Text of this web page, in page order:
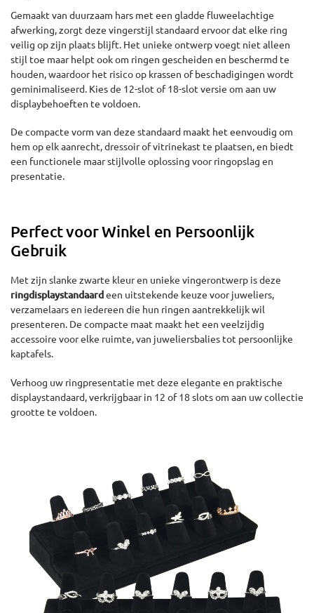
Gemaakt van duurzaam hars met een gladde fluweelachtige
afwerking, zorgt deze vingerstijl standaard ervoor dat elke ring
veilig op zijn plaats blijft. Het unieke ontwerp voegt niet alleen
stijl toe maar helpt ook om ringen gescheiden en beschermd te
houden, waardoor het risico op krassen of beschadigingen wordt
geminimaliseerd. Kies de 12-slot of 18-slot versie om aan uw
displaybehoeften te voldoen.
De compacte vorm van deze standaard maakt het eenvoudig om
hem op elk aanrecht, dressoir of vitrinekast te plaatsen, en biedt
een functionele maar stijlvolle oplossing voor ringopslag en
presentatie.
Perfect voor Winkel en Persoonlijk
Gebruik
Met zijn slanke zwarte kleur en unieke vingerontwerp is deze
ringdisplaystandaardeen uitstekende keuze voor juweliers,
verzamelaars en iedereen die hun ringen aantrekkelijk wil
presenteren. De compacte maat maakt het een veelzijdig
accessoire voor elke ruimte, van juweliersbalies tot persoonlijke
kaptafels.
Verhoog uw ringpresentatie met deze elegante en praktische
displaystandaard, verkrijgbaar in 12 of 18 slots om aan uw collectie
grootte te voldoen.